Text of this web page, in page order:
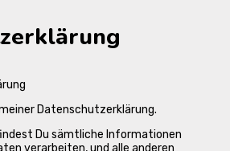
Datenschutzerklärung.
Du sämtliche Informationen
verarbeiten, und alle anderen